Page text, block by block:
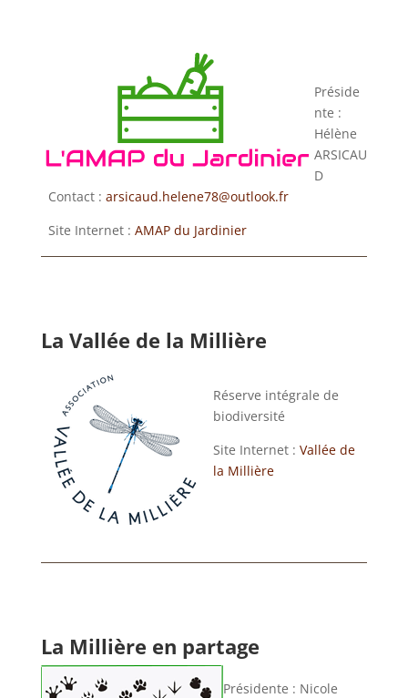
Préside
nte :
Hélène
ARSICAU
D
Contact : arsicaud.helene78@outlook.fr
Site Internet : AMAP du Jardinier
La Vallée de la Millière
Réserve intégrale de
biodiversité
Site Internet : Vallée de
la Millière
La Millière en partage
Présidente : Nicole